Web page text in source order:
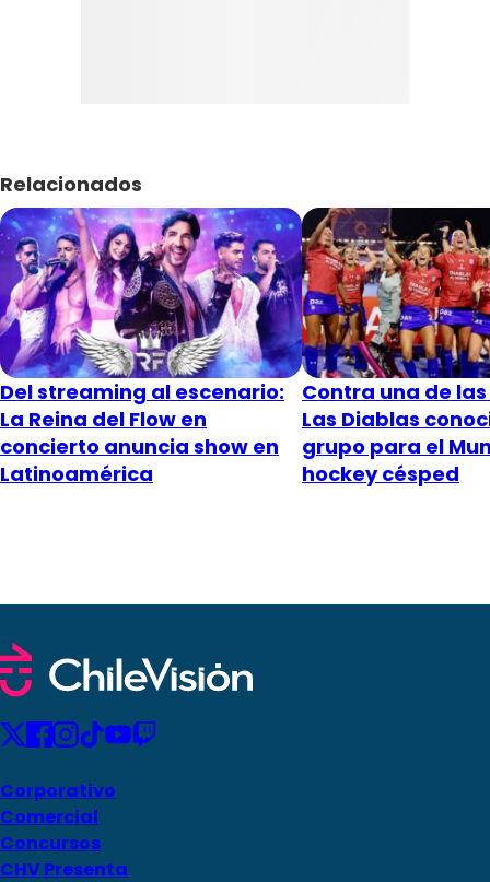
Relacionados
Del streaming al escenario:
La Reina del Flow en
concierto anuncia show en
Latinoamérica
Contra una de
Las Diablas
grupo para el
hockey césped
Corporativo
Comercial
Concursos
CHV Presenta